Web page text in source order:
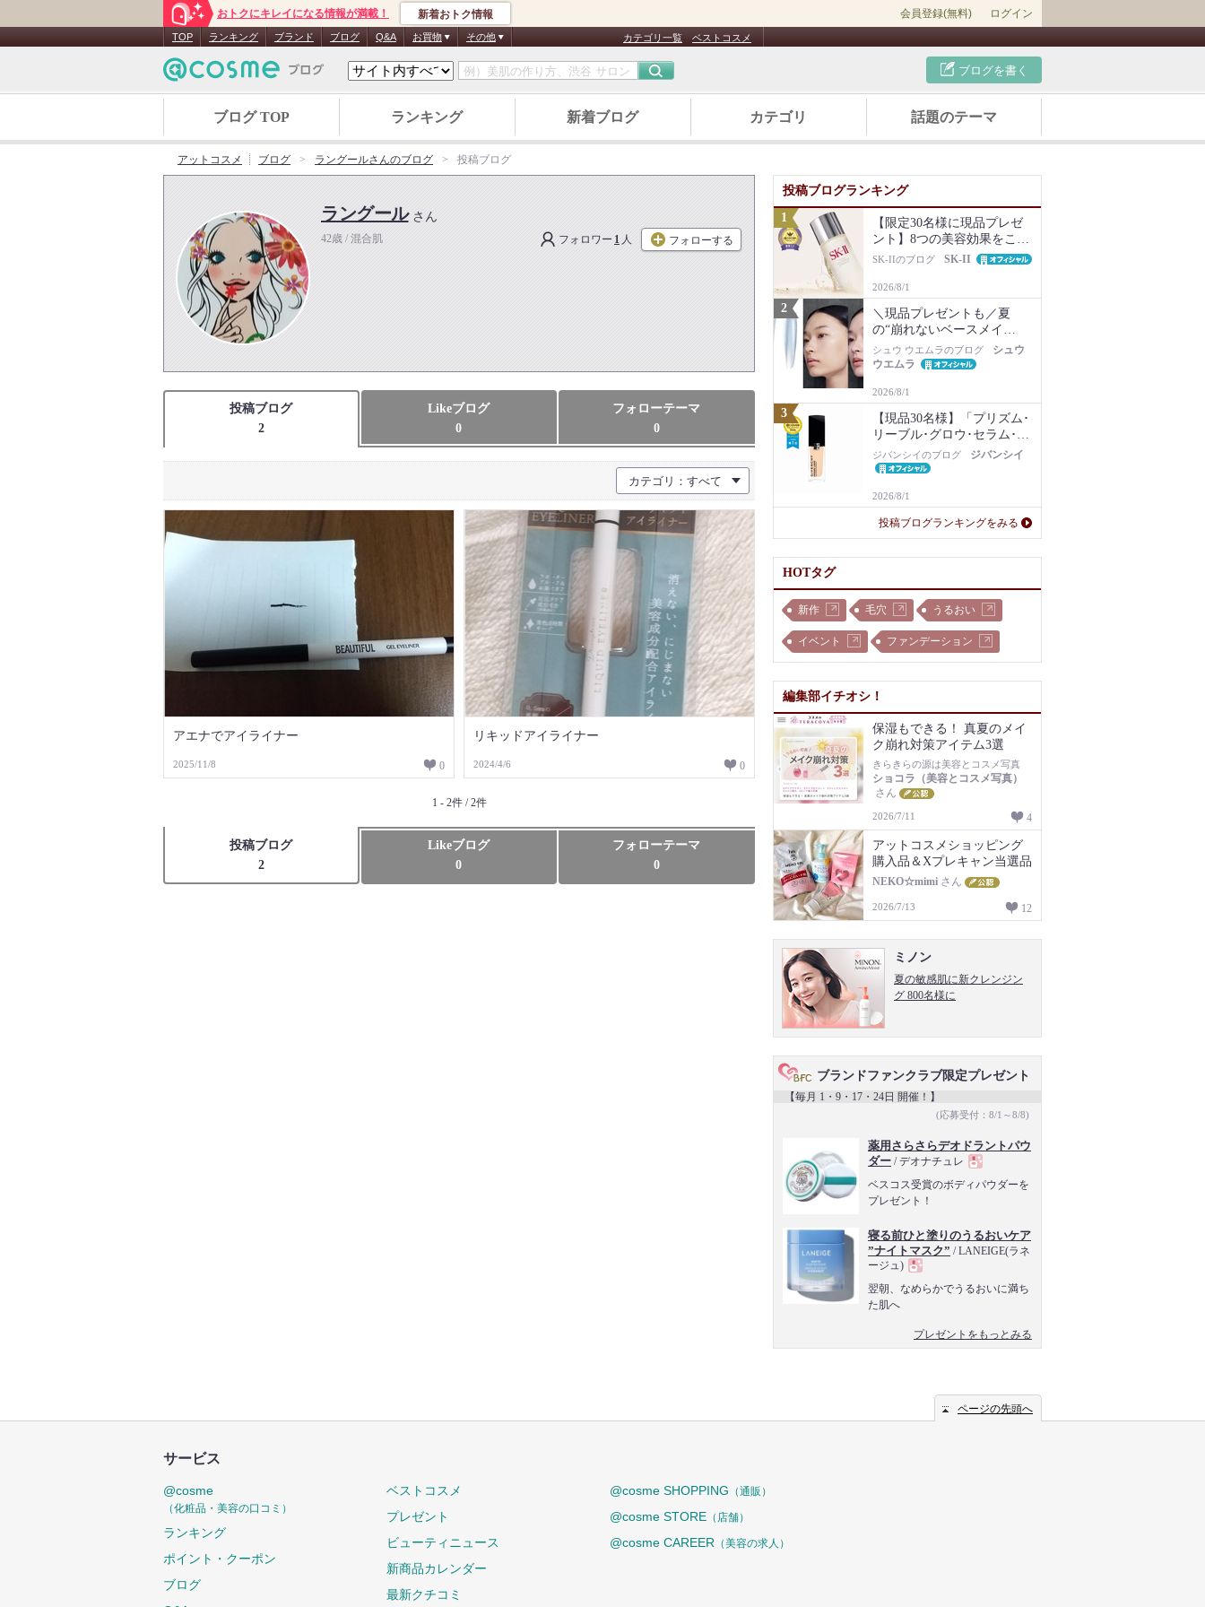
おトクにキレイになる情報が満載！ 新着おトク情報 会員登録(無料) ログイン
TOP ランキング ブランド ブログ Q&A お買物 その他 カテゴリ一覧 ベストコスメ
ブログを書く
ブログ TOP ランキング 新着ブログ カテゴリ 話題のテーマ
アットコスメ ブログ ラングールさんのブログ 投稿ブログ
ラングールさん
フォロワー 1 人 フォローする
42歳 / 混合肌
投稿ブログ
2
Likeブログ
0
フォローテーマ
0
カテゴリ：すべて
アエナでアイライナー
2025/11/8 0
リキッドアイライナー
2024/4/6 0
1 - 2件 / 2件
投稿ブログ
2
Likeブログ
0
フォローテーマ
0
投稿ブログランキング
【限定30名様に現品プレゼ
ント】8つの美容効果をこの
1本で【新美容液キット再販
SK-IIのブログ SK-II
2026/8/1
＼現品プレゼントも／夏
の“崩れないベースメイ
ク”は名品化粧下地から！毛
穴・ベタつき・乾燥知らず
シュウ ウエムラのブログ
シュウ
ウエムラ
2026/8/1
【現品30名様】「プリズム･
リーブル･グロウ･セラム･フ
ァンデーション」1N現品を
プレゼント！
ジバンシイのブログ ジバンシイ
2026/8/1
投稿ブログランキングをみる
HOTタグ
新作 毛穴 うるおい
イベント ファンデーション
編集部イチオシ！
保湿もできる！ 真夏のメイ
ク崩れ対策アイテム3選
きらきらの源は美容とコスメ写真
ショコラ（美容とコスメ写真）
さん
2026/7/11 4
アットコスメショッピング
購入品＆Xプレキャン当選品
NEKO☆mimi さん
2026/7/13 12
ミノン
夏の敏感肌に新クレンジン
グ 800名様に
ブランドファンクラブ限定プレゼント
【毎月 1・9・17・24日 開催！】
(応募受付：8/1～8/8)
薬用さらさらデオドラントパウ
ダー / デオナチュレ
現
ベスコス受賞のボディパウダーを
プレゼント！
寝る前ひと塗りのうるおいケア
”ナイトマスク” / LANEIGE(ラネ
ージュ)
現
翌朝、なめらかでうるおいに満ち
た肌へ
プレゼントをもっとみる
ページの先頭へ
サービス
@cosme
（化粧品・美容の口コミ）
ランキング
ポイント・クーポン
ブログ
ベストコスメ
プレゼント
ビューティニュース
新商品カレンダー
最新クチコミ
@cosme SHOPPING （通販）
@cosme STORE （店舗）
@cosme CAREER （美容の求人）